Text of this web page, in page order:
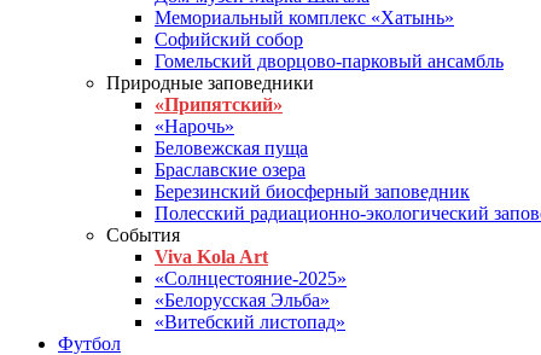
Мемориальный комплекс «Хатынь»
Софийский собор
Гомельский дворцово-парковый ансамбль
Природные заповедники
«Припятский»
«Нарочь»
Беловежская пуща
Браславские озера
Березинский биосферный заповедник
Полесский радиационно-экологический
События
Viva Kola Art
«Солнцестояние-2025»
«Белорусская Эльба»
«Витебский листопад»
Футбол